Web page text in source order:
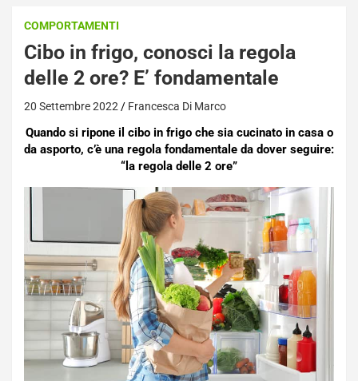
COMPORTAMENTI
Cibo in frigo, conosci la regola
delle 2 ore? E’ fondamentale
20 Settembre 2022 Francesca Di Marco
Quando si ripone il cibo in frigo che sia cucinato in casa o
da asporto, c’è una regola fondamentale da dover seguire:
“la regola delle 2 ore”